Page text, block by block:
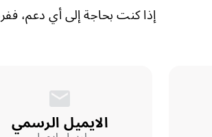
إذا كنت بحاجة إلى أي دعم،
الايميل الرسمي